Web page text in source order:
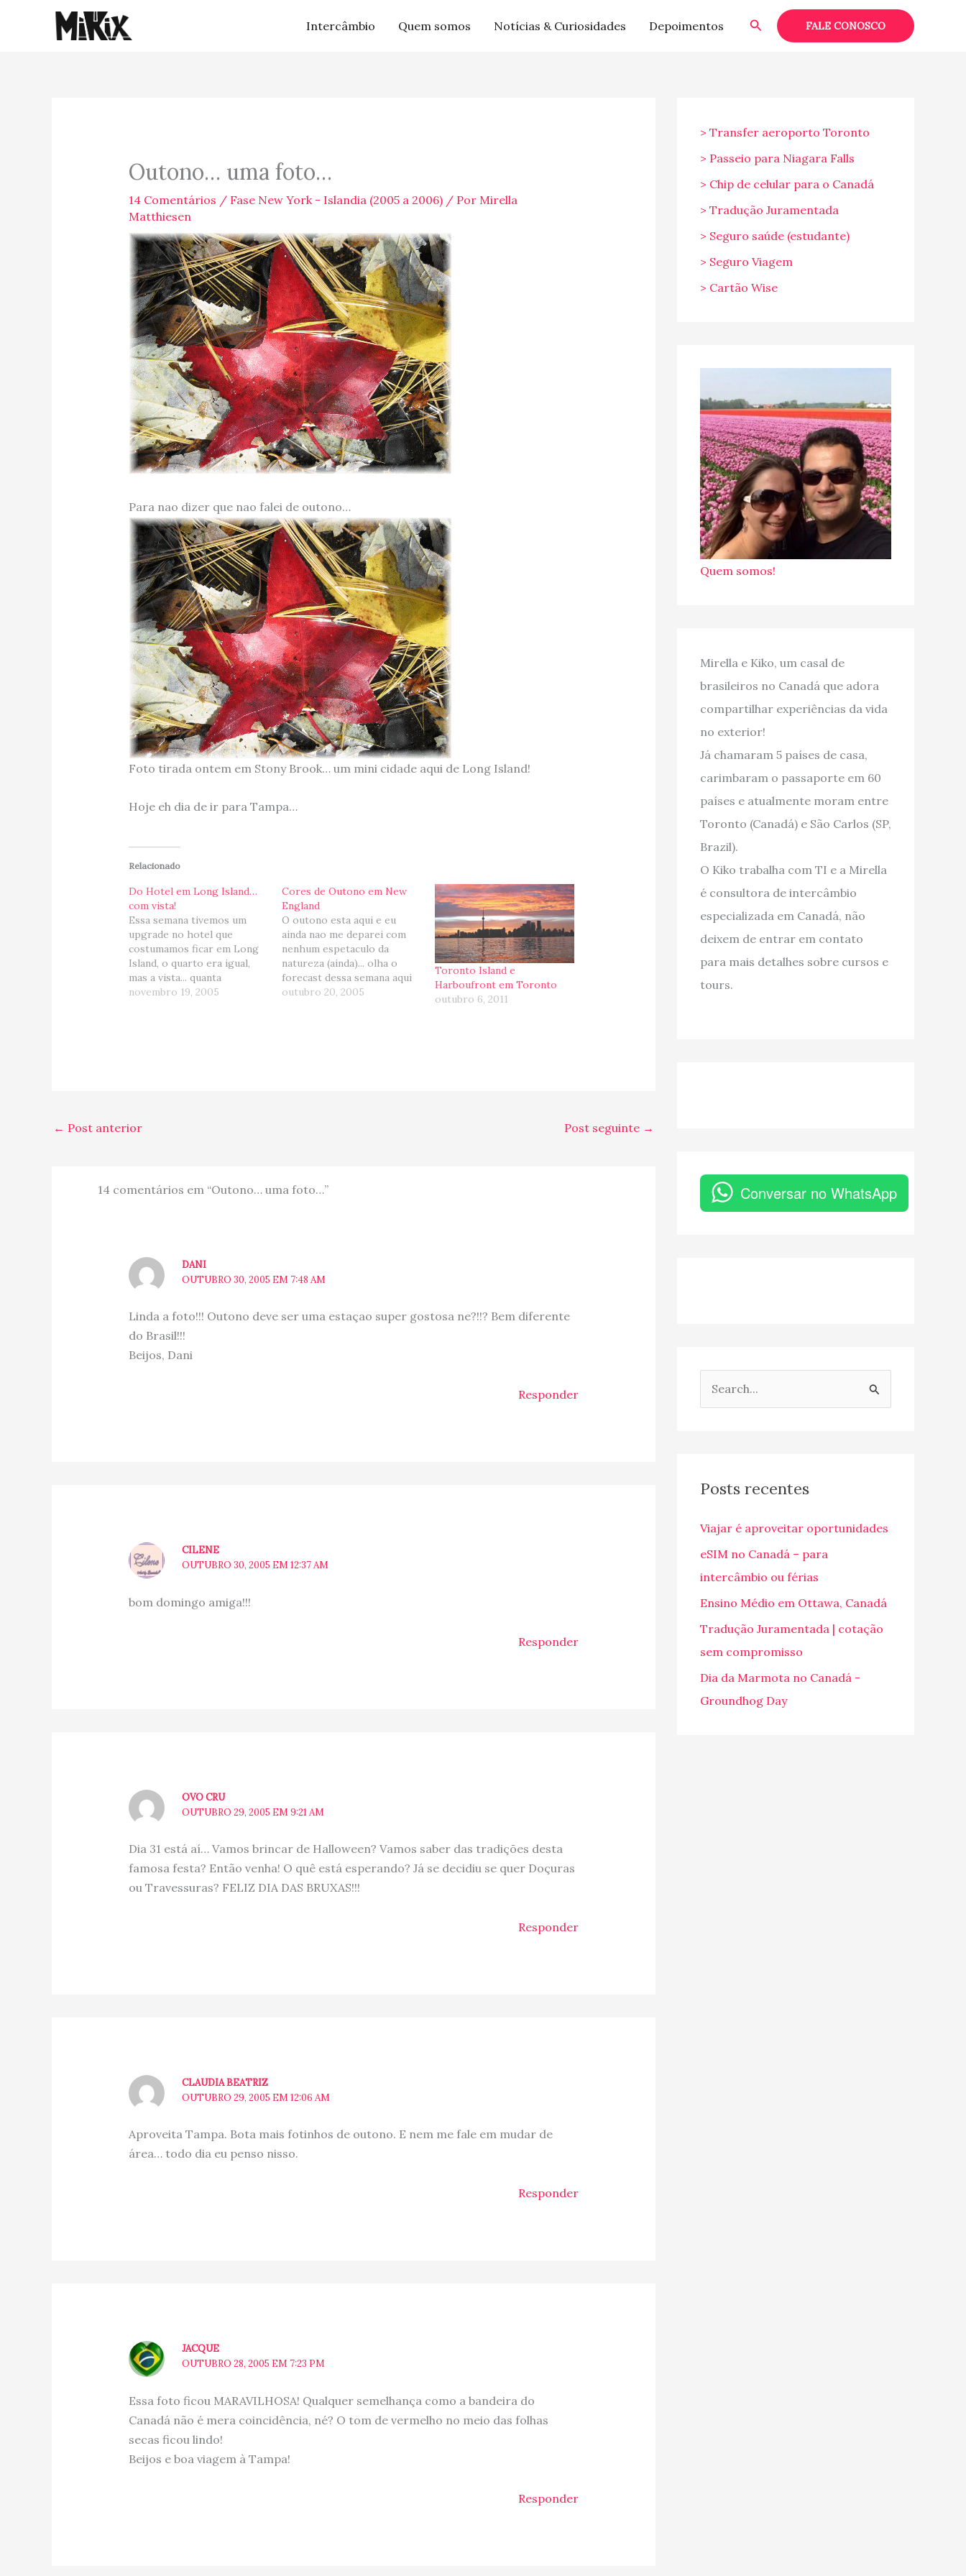
Intercâmbio Quem somos Notícias & Curiosidades Depoimentos PesquisarFALE CONOSCO
Outono… uma foto…
14 Comentários / Fase New York - Islandia (2005 a 2006)/ Por Mirella
Matthiesen
Para nao dizer que nao falei de outono…
Foto tirada ontem em Stony Brook… um mini cidade aqui de Long Island!
Hoje eh dia de ir para Tampa…
Relacionado
Do Hotel em Long Island…
com vista!
Essa semana tivemos um
upgrade no hotel que
costumamos ficar em Long
Island, o quarto era igual,
mas a vista... quanta
diferenca... ao inves de
novembro 19, 2005
Cores de Outono em New
England
O outono esta aqui e eu
ainda nao me deparei com
nenhum espetaculo da
natureza (ainda)... olha o
forecast dessa semana aqui
no estado de Nova York:
outubro 20, 2005
Toronto Island e
Harboufront em Toronto
outubro 6, 2011
← Post anterior Post seguinte →
14 comentários em “Outono… uma foto…”
DANI
OUTUBRO 30, 2005 EM 7:48 AM
Linda a foto!!! Outono deve ser uma estaçao super gostosa ne?!!? Bem diferente
do Brasil!!!
Beijos, Dani
Responder
CILENE
OUTUBRO 30, 2005 EM 12:37 AM
bom domingo amiga!!!
Responder
OVO CRU
OUTUBRO 29, 2005 EM 9:21 AM
Dia 31 está aí… Vamos brincar de Halloween? Vamos saber das tradições desta
famosa festa? Então venha! O quê está esperando? Já se decidiu se quer Doçuras
ou Travessuras? FELIZ DIA DAS BRUXAS!!!
Responder
CLAUDIA BEATRIZ
OUTUBRO 29, 2005 EM 12:06 AM
Aproveita Tampa. Bota mais fotinhos de outono. E nem me fale em mudar de
área… todo dia eu penso nisso.
Responder
JACQUE
OUTUBRO 28, 2005 EM 7:23 PM
Essa foto ficou MARAVILHOSA! Qualquer semelhança como a bandeira do
Canadá não é mera coincidência, né? O tom de vermelho no meio das folhas
secas ficou lindo!
Beijos e boa viagem à Tampa!
Responder
> Transfer aeroporto Toronto
> Passeio para Niagara Falls
> Chip de celular para o Canadá
> Tradução Juramentada
> Seguro saúde (estudante)
> Seguro Viagem
> Cartão Wise
Quem somos!
Mirella e Kiko, um casal de
brasileiros no Canadá que adora
compartilhar experiências da vida
no exterior!
Já chamaram 5 países de casa,
carimbaram o passaporte em 60
países e atualmente moram entre
Toronto (Canadá) e São Carlos (SP,
Brazil).
O Kiko trabalha com TI e a Mirella
é consultora de intercâmbio
especializada em Canadá, não
deixem de entrar em contato
para mais detalhes sobre cursos e
tours.
Conversar no WhatsApp
u
s
a
r
p
o
Posts recentes
Viajar é aproveitar oportunidades
eSIM no Canadá – para
intercâmbio ou férias
Ensino Médio em Ottawa, Canadá
Tradução Juramentada | cotação
sem compromisso
Dia da Marmota no Canadá -
Groundhog Day